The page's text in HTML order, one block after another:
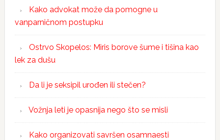
Kako advokat može da pomogne u
vanparničnom postupku
Ostrvo Skopelos: Miris borove šume i tišina kao
lek za dušu
Da li je seksipil urođen ili stečen?
Vožnja leti je opasnija nego što se misli
Kako organizovati savršen osamnaesti